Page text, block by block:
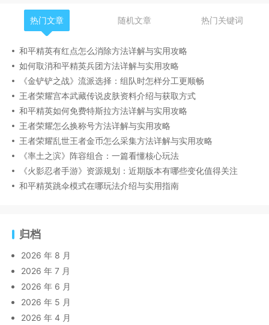
热门文章 随机文章 热门关键词
和平精英有红点怎么消除方法详解与实用攻略
如何取消和平精英兵团方法详解与实用攻略
《金铲铲之战》流派选择：组队时怎样分工更顺畅
王者荣耀宫本武藏传说皮肤资料介绍与获取方式
和平精英如何免费特斯拉方法详解与实用攻略
王者荣耀怎么换称号方法详解与实用攻略
王者荣耀乱世王者金币怎么采集方法详解与实用攻略
《率土之滨》阵容组合：一篇看懂核心玩法
《火影忍者手游》资源规划：近期版本有哪些变化值得关注
和平精英跳伞模式在哪玩法介绍与实用指南
归档
2026 年 8 月
2026 年 7 月
2026 年 6 月
2026 年 5 月
2026 年 4 月